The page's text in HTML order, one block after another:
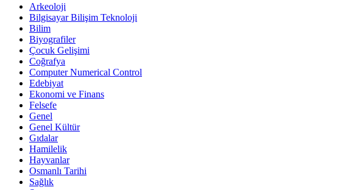
Arkeoloji
Bilgisayar Bilişim Teknoloji
Bilim
Biyografiler
Çocuk Gelişimi
Coğrafya
Computer Numerical Control
Edebiyat
Ekonomi ve Finans
Felsefe
Genel
Genel Kültür
Gıdalar
Hamilelik
Hayvanlar
Osmanlı Tarihi
Sağlık